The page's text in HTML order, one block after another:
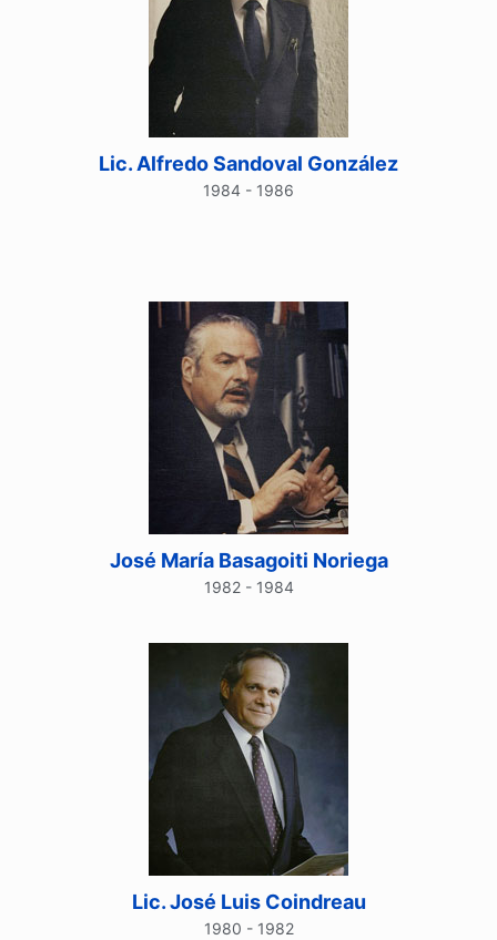
Lic. Alfredo Sandoval González
1984 - 1986
José María Basagoiti Noriega
1982 - 1984
Lic. José Luis Coindreau
1980 - 1982